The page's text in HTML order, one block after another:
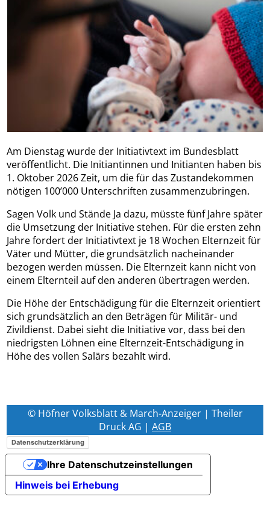
Am Dienstag wurde der Initiativtext im Bundesblatt
veröffentlicht. Die Initiantinnen und Initianten haben bis
1. Oktober 2026 Zeit, um die für das Zustandekommen
nötigen 100’000 Unterschriften zusammenzubringen.
Sagen Volk und Stände Ja dazu, müsste fünf Jahre später
die Umsetzung der Initiative stehen. Für die ersten zehn
Jahre fordert der Initiativtext je 18 Wochen Elternzeit für
Väter und Mütter, die grundsätzlich nacheinander
bezogen werden müssen. Die Elternzeit kann nicht von
einem Elternteil auf den anderen übertragen werden.
Die Höhe der Entschädigung für die Elternzeit orientiert
sich grundsätzlich an den Beträgen für Militär- und
Zivildienst. Dabei sieht die Initiative vor, dass bei den
niedrigsten Löhnen eine Elternzeit-Entschädigung in
Höhe des vollen Salärs bezahlt wird.
© Höfner Volksblatt & March-Anzeiger | Theiler
Druck AG | AGB
Datenschutzerklärung
Hinweis bei Erhebung
Ihre Datenschutzeinstellungen